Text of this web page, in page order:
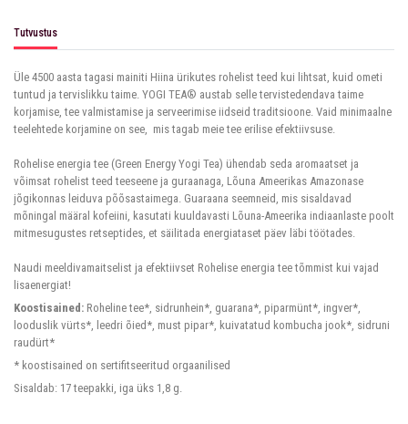
Tutvustus
Üle 4500 aasta tagasi mainiti Hiina ürikutes rohelist teed kui lihtsat, kuid ometi
tuntud ja tervislikku taime. YOGI TEA® austab selle tervistedendava taime
korjamise, tee valmistamise ja serveerimise iidseid traditsioone. Vaid minimaalne
teelehtede korjamine on see, mis tagab meie tee erilise efektiivsuse.
Rohelise energia tee (Green Energy Yogi Tea) ühendab seda aromaatset ja
võimsat rohelist teed teeseene ja guraanaga, Lõuna Ameerikas Amazonase
jõgikonnas leiduva põõsastaimega. Guaraana seemneid, mis sisaldavad
mõningal määral kofeiini, kasutati kuuldavasti Lõuna-Ameerika indiaanlaste poolt
mitmesugustes retseptides, et säilitada energiataset päev läbi töötades.
Naudi meeldivamaitselist ja efektiivset Rohelise energia tee tõmmist kui vajad
lisaenergiat!
Koostisained: Roheline tee*, sidrunhein*, guarana*, piparmünt*, ingver*,
looduslik vürts*, leedri õied*, must pipar*, kuivatatud kombucha jook*, sidruni
raudürt*
* koostisained on sertifitseeritud orgaanilised
Sisaldab: 17 teepakki, iga üks 1,8 g.